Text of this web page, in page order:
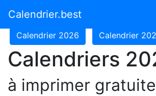
Calendrier.best
Calendrier 2024
Calendrier 2026 Calendrier
Calendriers
à imprimer